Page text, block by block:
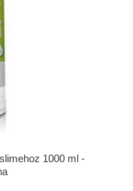
1000 ml -